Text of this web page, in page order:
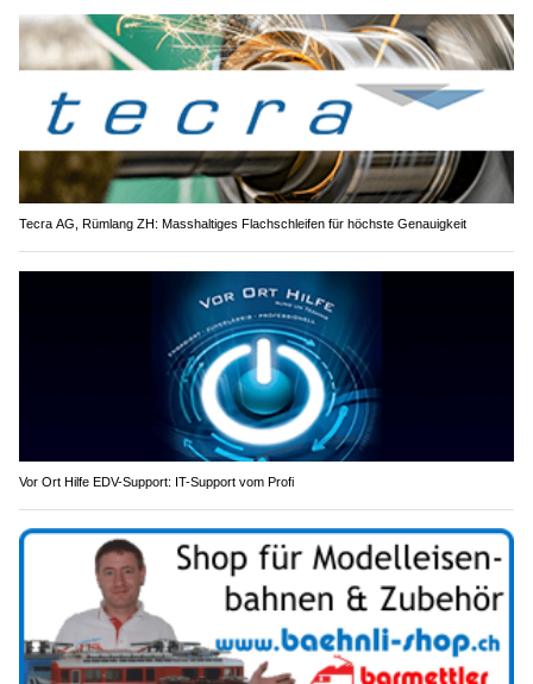
Tecra AG, Rümlang ZH: Masshaltiges Flachschleifen für höchste Genauigkeit
Vor Ort Hilfe EDV-Support: IT-Support vom Profi